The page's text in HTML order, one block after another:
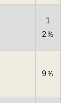
1
2％
9％